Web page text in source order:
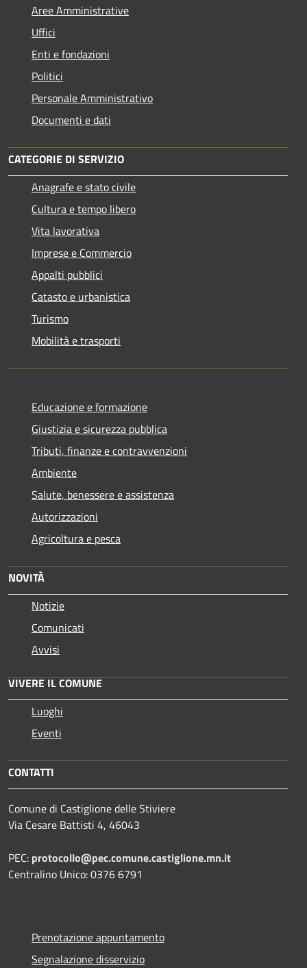
Aree Amministrative
Uffici
Enti e fondazioni
Politici
Personale Amministrativo
Documenti e dati
CATEGORIE DI SERVIZIO
Anagrafe e stato civile
Cultura e tempo libero
Vita lavorativa
Imprese e Commercio
Appalti pubblici
Catasto e urbanistica
Turismo
Mobilità e trasporti
Educazione e formazione
Giustizia e sicurezza pubblica
Tributi, finanze e contravvenzioni
Ambiente
Salute, benessere e assistenza
Autorizzazioni
Agricoltura e pesca
NOVITÀ
Notizie
Comunicati
Avvisi
VIVERE IL COMUNE
Luoghi
Eventi
CONTATTI
Comune di Castiglione delle Stiviere
Via Cesare Battisti 4, 46043
PEC: protocollo@pec.comune.castiglione.mn.it
Centralino Unico: 0376 6791
Prenotazione appuntamento
Segnalazione disservizio